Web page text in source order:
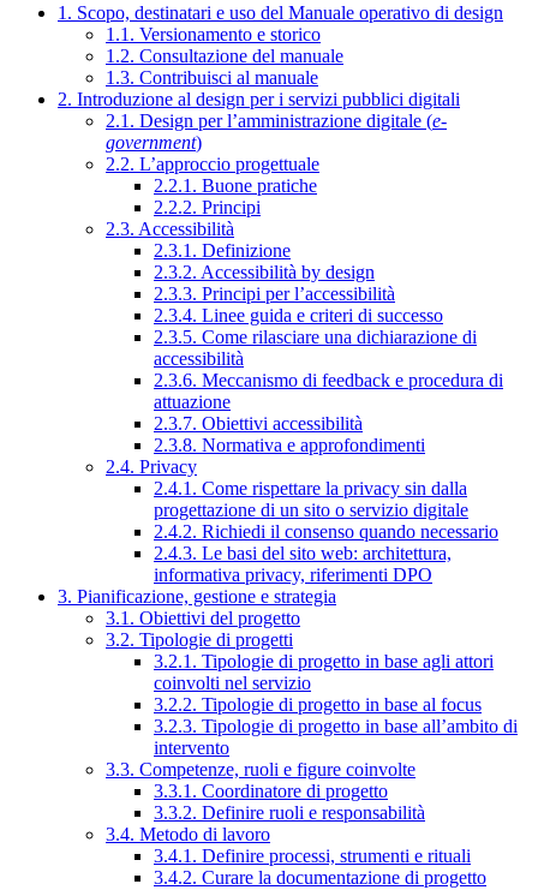
1. Scopo, destinatari e uso del Manuale operativo di design
1.1. Versionamento e storico
1.2. Consultazione del manuale
1.3. Contribuisci al manuale
2. Introduzione al design per i servizi pubblici digitali
2.1. Design per l’amministrazione digitale (e-
government)
2.2. L’approccio progettuale
2.2.1. Buone pratiche
2.2.2. Principi
2.3. Accessibilità
2.3.1. Definizione
2.3.2. Accessibilità by design
2.3.3. Principi per l’accessibilità
2.3.4. Linee guida e criteri di successo
2.3.5. Come rilasciare una dichiarazione di
accessibilità
2.3.6. Meccanismo di feedback e procedura di
attuazione
2.3.7. Obiettivi accessibilità
2.3.8. Normativa e approfondimenti
2.4. Privacy
2.4.1. Come rispettare la privacy sin dalla
progettazione di un sito o servizio digitale
2.4.2. Richiedi il consenso quando necessario
2.4.3. Le basi del sito web: architettura,
informativa privacy, riferimenti DPO
3. Pianificazione, gestione e strategia
3.1. Obiettivi del progetto
3.2. Tipologie di progetti
3.2.1. Tipologie di progetto in base agli attori
coinvolti nel servizio
3.2.2. Tipologie di progetto in base al focus
3.2.3. Tipologie di progetto in base all’ambito di
intervento
3.3. Competenze, ruoli e figure coinvolte
3.3.1. Coordinatore di progetto
3.3.2. Definire ruoli e responsabilità
3.4. Metodo di lavoro
3.4.1. Definire processi, strumenti e rituali
3.4.2. Curare la documentazione di progetto